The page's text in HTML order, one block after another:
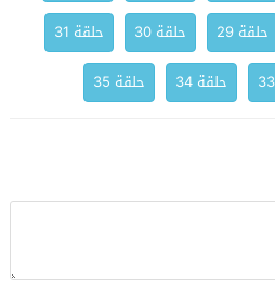
حلقة 29 حلقة 30
حلقة 31
حلقة 34 حلقة 35